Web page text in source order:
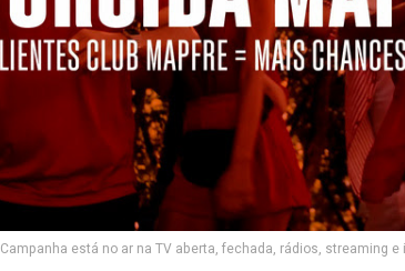
Campanha está no ar na TV aberta, fechada, rádios, streaming e